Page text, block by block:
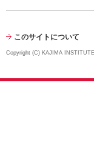
このサイトについて
Copyright (C) KAJIMA